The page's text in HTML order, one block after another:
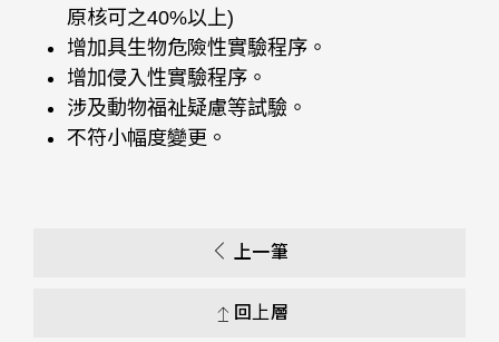
原核可之40%以上)
增加具生物危險性實驗程序。
增加侵入性實驗程序。
涉及動物福祉疑慮等試驗。
不符小幅度變更。
上一筆
回上層